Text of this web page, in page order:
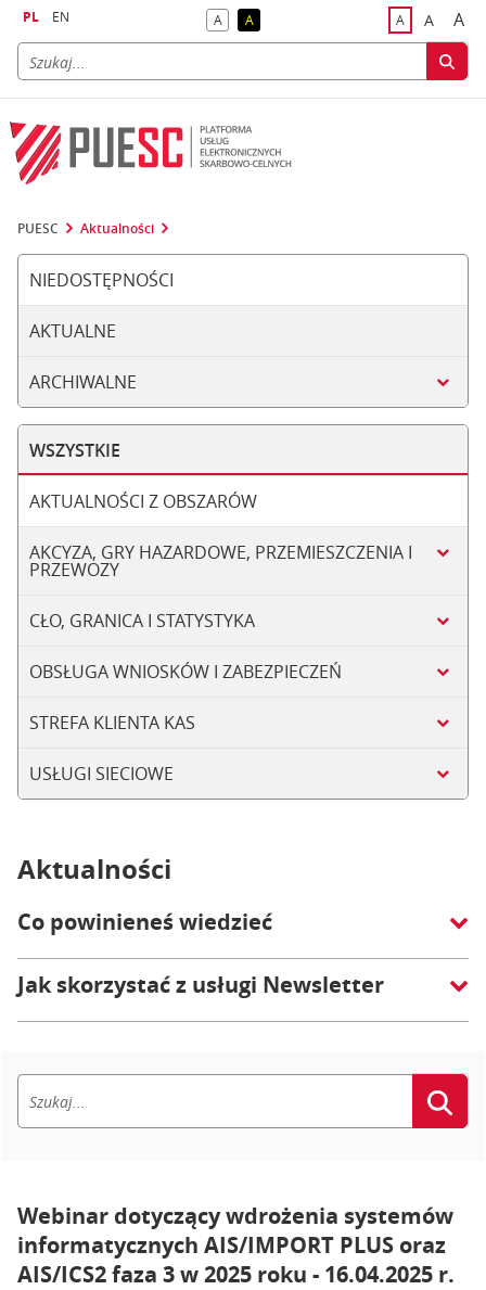
PL EN Akontrast domyślny
Akontrast żółty tekst na czarnym tle
Adomyślna
A A
PUESC Aktualności
NIEDOSTĘPNOŚCI
AKTUALNE
ARCHIWALNE
WSZYSTKIE
AKTUALNOŚCI Z OBSZARÓW
AKCYZA, GRY HAZARDOWE, PRZEMIESZCZENIA I
PRZEWOZY
CŁO, GRANICA I STATYSTYKA
OBSŁUGA WNIOSKÓW I ZABEZPIECZEŃ
STREFA KLIENTA KAS
USŁUGI SIECIOWE
Aktualności
Co powinieneś wiedzieć
Jak skorzystać z usługi Newsletter
Webinar dotyczący wdrożenia systemów
informatycznych AIS/IMPORT PLUS oraz
AIS/ICS2 faza 3 w 2025 roku - 16.04.2025 r.